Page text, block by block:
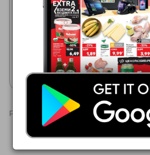
01.08.2026 - 31.08.2026
Покажи брошурата
Реклами